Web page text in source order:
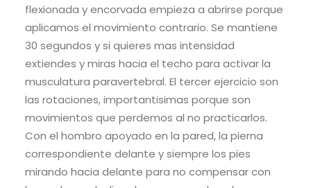
flexionada y encorvada empieza a abrirse porque
aplicamos el movimiento contrario. Se mantiene
30 segundos y si quieres mas intensidad
extiendes y miras hacia el techo para activar la
musculatura paravertebral. El tercer ejercicio son
las rotaciones, importantisimas porque son
movimientos que perdemos al no practicarlos.
Con el hombro apoyado en la pared, la pierna
correspondiente delante y siempre los pies
mirando hacia delante para no compensar con